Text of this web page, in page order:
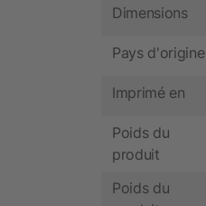
Dimensions
Pays d'origine
Imprimé en
Poids du
produit
Poids du